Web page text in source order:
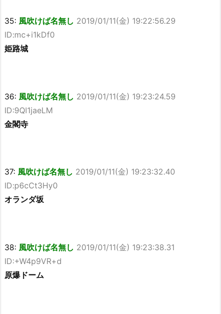
35: 風吹けば名無し 2019/01/11(金) 19:22:56.29
ID:mc+i1kDf0
姫路城
36: 風吹けば名無し 2019/01/11(金) 19:23:24.59
ID:9Ql1jaeLM
金閣寺
37: 風吹けば名無し 2019/01/11(金) 19:23:32.40
ID:p6cCt3Hy0
オランダ坂
38: 風吹けば名無し 2019/01/11(金) 19:23:38.31
ID:+W4p9VR+d
原爆ドーム